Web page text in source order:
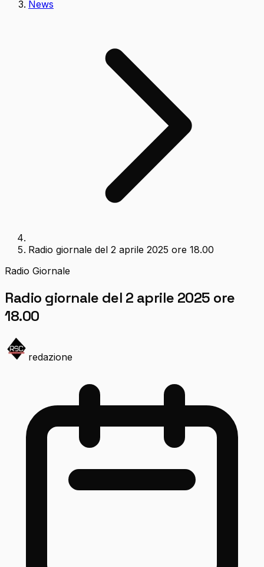
News
Radio giornale del 2 aprile 2025 ore 18.00
Radio Giornale
Radio giornale del 2 aprile 2025 ore
18.00
redazione